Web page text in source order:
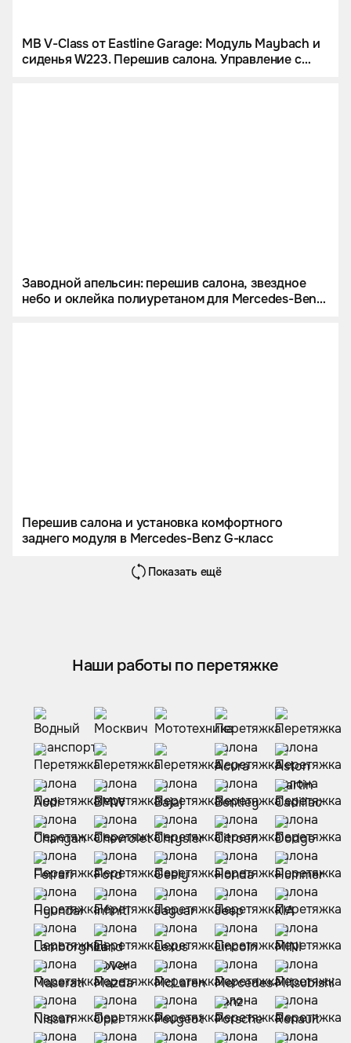
MB V-Class от Eastline Garage: Модуль Maybach и
сиденья W223. Перешив салона. Управление с
Заводной апельсин: перешив салона, звездное
небо и оклейка полиуретаном для Mercedes-Benz
Перешив салона и установка комфортного
заднего модуля в Mercedes-Benz G-класс
Показать ещё
Наши работы по перетяжке